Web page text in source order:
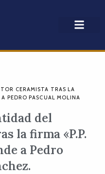
CERAMISTA TRAS LA
PEDRO PASCUAL MOLINA
del
la firma «P.P.
a Pedro